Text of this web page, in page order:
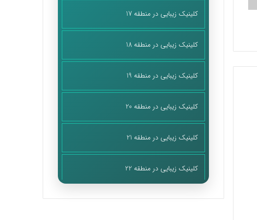
کلینیک زیبایی در منطقه 17
کلینیک زیبایی در منطقه 18
کلینیک زیبایی در منطقه 19
کلینیک زیبایی در منطقه 20
کلینیک زیبایی در منطقه 21
کلینیک زیبایی در منطقه 22